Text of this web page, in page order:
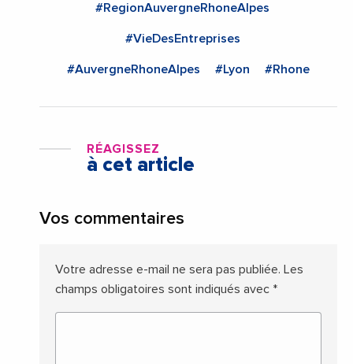
#RegionAuvergneRhoneAlpes
#VieDesEntreprises
#AuvergneRhoneAlpes #Lyon #Rhone
RÉAGISSEZ
à cet article
Vos commentaires
Votre adresse e-mail ne sera pas publiée. Les
champs obligatoires sont indiqués avec *